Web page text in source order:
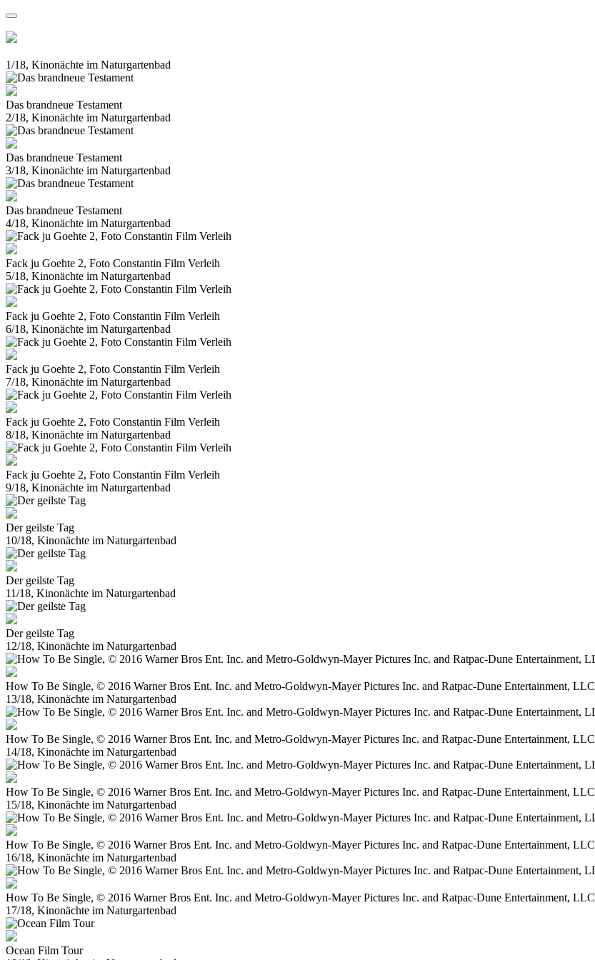
1/18, Kinonächte im Naturgartenbad
Das brandneue Testament
2/18, Kinonächte im Naturgartenbad
Das brandneue Testament
3/18, Kinonächte im Naturgartenbad
Das brandneue Testament
4/18, Kinonächte im Naturgartenbad
Fack ju Goehte 2, Foto Constantin Film Verleih
5/18, Kinonächte im Naturgartenbad
Fack ju Goehte 2, Foto Constantin Film Verleih
6/18, Kinonächte im Naturgartenbad
Fack ju Goehte 2, Foto Constantin Film Verleih
7/18, Kinonächte im Naturgartenbad
Fack ju Goehte 2, Foto Constantin Film Verleih
8/18, Kinonächte im Naturgartenbad
Fack ju Goehte 2, Foto Constantin Film Verleih
9/18, Kinonächte im Naturgartenbad
Der geilste Tag
10/18, Kinonächte im Naturgartenbad
Der geilste Tag
11/18, Kinonächte im Naturgartenbad
Der geilste Tag
12/18, Kinonächte im Naturgartenbad
How To Be Single, © 2016 Warner Bros Ent. Inc. and Metro-Goldwyn-Mayer Pictures Inc. and Ratpac-Dune Entertainment, LLC
13/18, Kinonächte im Naturgartenbad
How To Be Single, © 2016 Warner Bros Ent. Inc. and Metro-Goldwyn-Mayer Pictures Inc. and Ratpac-Dune Entertainment, LLC
14/18, Kinonächte im Naturgartenbad
How To Be Single, © 2016 Warner Bros Ent. Inc. and Metro-Goldwyn-Mayer Pictures Inc. and Ratpac-Dune Entertainment, LLC
15/18, Kinonächte im Naturgartenbad
How To Be Single, © 2016 Warner Bros Ent. Inc. and Metro-Goldwyn-Mayer Pictures Inc. and Ratpac-Dune Entertainment, LLC
16/18, Kinonächte im Naturgartenbad
How To Be Single, © 2016 Warner Bros Ent. Inc. and Metro-Goldwyn-Mayer Pictures Inc. and Ratpac-Dune Entertainment, LLC
17/18, Kinonächte im Naturgartenbad
Ocean Film Tour